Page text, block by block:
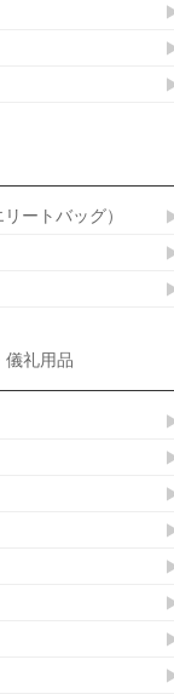
ートバッグ）
儀礼用品